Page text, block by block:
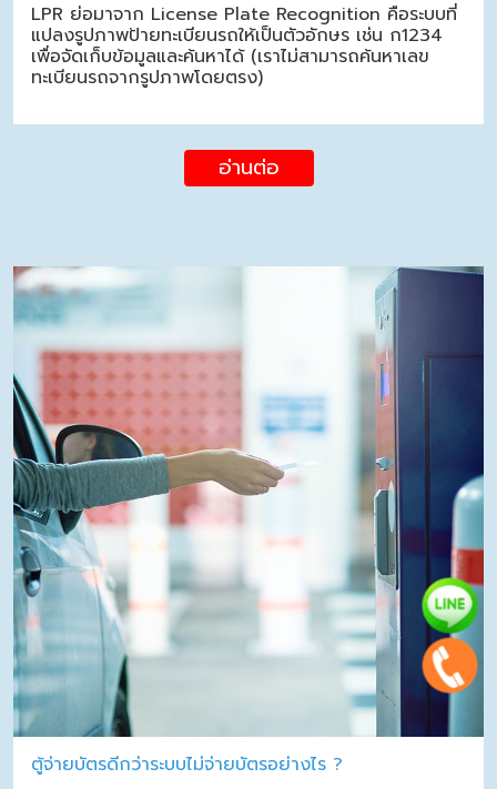
LPR ย่อมาจาก License Plate Recognition คือระบบที่
แปลงรูปภาพป้ายทะเบียนรถให้เป็นตัวอักษร เช่น ก1234
เพื่อจัดเก็บข้อมูลและค้นหาได้ (เราไม่สามารถค้นหาเลข
ทะเบียนรถจากรูปภาพโดยตรง)
อ่านต่อ
ตู้จ่ายบัตรดีกว่าระบบไม่จ่ายบัตรอย่างไร ?